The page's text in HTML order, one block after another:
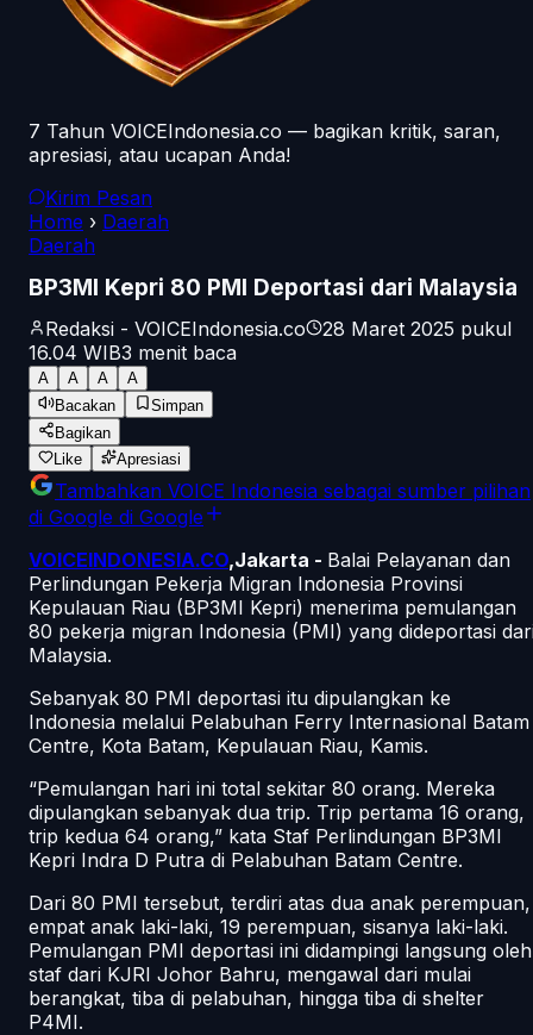
7 Tahun VOICEIndonesia.co — bagikan kritik, saran,
apresiasi, atau ucapan Anda!
Kirim Pesan
Home › Daerah
Daerah
BP3MI Kepri 80 PMI Deportasi dari Malaysia
Redaksi - VOICEIndonesia.co
28 Maret 2025 pukul
16.04 WIB3 menit baca
A A A
A
Bacakan
Simpan
Bagikan
Like
Apresiasi
Tambahkan VOICE Indonesia sebagai sumber pilihan
di Google di Google
VOICEINDONESIA.CO,Jakarta - Balai Pelayanan dan
Perlindungan Pekerja Migran Indonesia Provinsi
Kepulauan Riau (BP3MI Kepri) menerima pemulangan
80 pekerja migran Indonesia (PMI) yang dideportasi
Malaysia.
Sebanyak 80 PMI deportasi itu dipulangkan ke
Indonesia melalui Pelabuhan Ferry Internasional Batam
Centre, Kota Batam, Kepulauan Riau, Kamis.
“Pemulangan hari ini total sekitar 80 orang. Mereka
dipulangkan sebanyak dua trip. Trip pertama 16 orang,
trip kedua 64 orang,” kata Staf Perlindungan BP3MI
Kepri Indra D Putra di Pelabuhan Batam Centre.
Dari 80 PMI tersebut, terdiri atas dua anak perempuan,
empat anak laki-laki, 19 perempuan, sisanya laki-laki.
Pemulangan PMI deportasi ini didampingi langsung oleh
staf dari KJRI Johor Bahru, mengawal dari mulai
berangkat, tiba di pelabuhan, hingga tiba di shelter
P4MI.